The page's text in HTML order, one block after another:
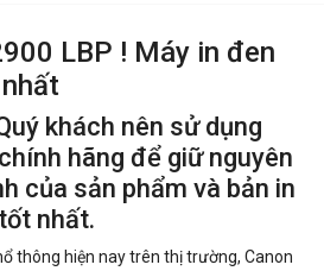
LBP ! Máy in đen
khách nên sử dụng
hãng để giữ nguyên
của sản phẩm và bản in
nhất.
thông hiện nay trên thị trường, Canon